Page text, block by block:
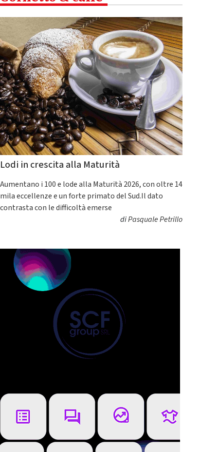
Lodi in crescita alla Maturità
Aumentano i 100 e lode alla Maturità 2026, con oltre 14
mila eccellenze e un forte primato del Sud.Il dato
contrasta con le difficoltà emerse
diPasquale Petrillo